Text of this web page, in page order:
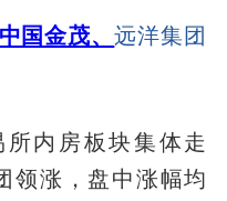
国金茂、远洋集团
内房板块集体走
领涨，盘中涨幅均